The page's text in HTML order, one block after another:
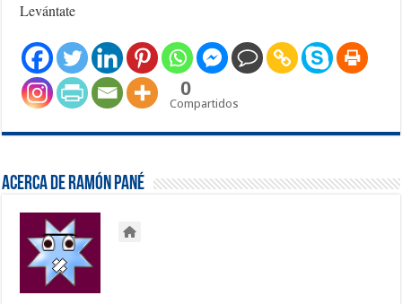
Levántate
0
Compartidos
Acerca de Ramón Pané